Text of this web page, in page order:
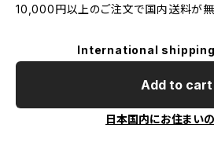
10,000円以上のご注文で国内送料が無
International
Add to cart
日本国内にお住まい